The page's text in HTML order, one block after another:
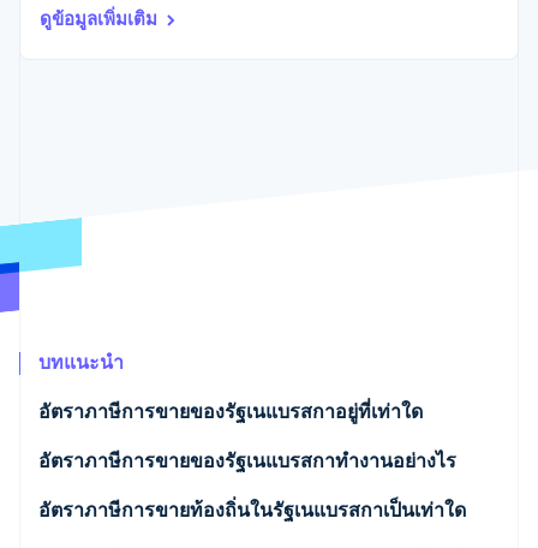
Atlas
Climate
ดูว่า Stripe กำลังสร้างโครงสร้างพื้นฐานระบบเศรษฐกิจสำหรับ
รับชมเลย
องค์กรไม่แสวงผลกำไร
ภาครัฐ
สถานะ API
ดูข้อมูลเพิ่มเติม
บทแนะนำ
อัตราภาษีการขายของรัฐเนแบรสกาอยู่ที่เท่าใด
อัตราภาษีการขายของรัฐเนแบรสกาทำงานอย่างไร
คุณต้องเก็บภาษีเมื่อใด
อัตราภาษีการขายท้องถิ่นในรัฐเนแบรสกาเป็นเท่าใด